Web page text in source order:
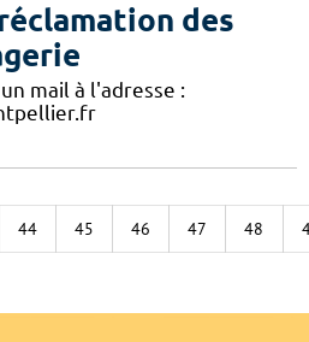
des
mail à l'adresse :
44 45 46 47 48